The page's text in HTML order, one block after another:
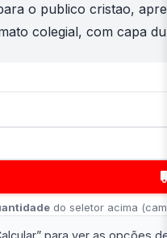
o publico cristao,
colegial, com capa
do seletor acima
para ver as opções